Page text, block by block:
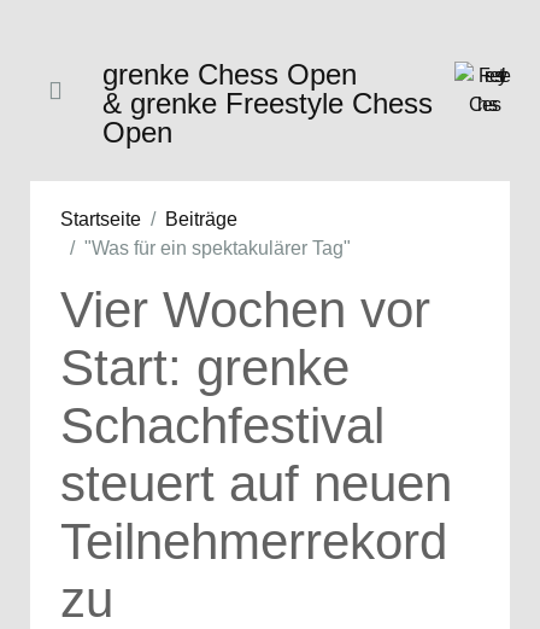
grenke Chess Open
& grenke Freestyle Chess
Open
Startseite
Beiträge
"Was für ein spektakulärer Tag"
Vier Wochen vor
Start: grenke
Schachfestival
steuert auf neuen
Teilnehmerrekord
zu